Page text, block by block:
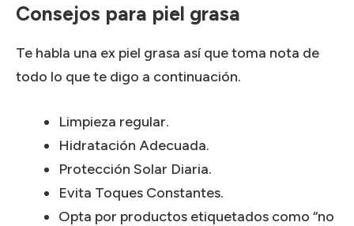
Consejos para piel grasa
Te habla una ex piel grasa así que toma nota de
todo lo que te digo a continuación.
Limpieza regular.
Hidratación Adecuada.
Protección Solar Diaria.
Evita Toques Constantes.
Opta por productos etiquetados como “no